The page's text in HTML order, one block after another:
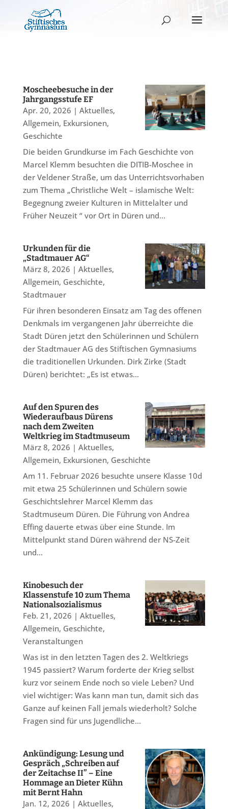
Moscheebesuche in der
Jahrgangsstufe EF
Apr. 20, 2026 | Aktuelles,
Allgemein, Exkursionen,
Geschichte
Die beiden Grundkurse im Fach Geschichte von
Marcel Klemm besuchten die DITIB-Moschee in
der Veldener Straße, um das Unterrichtsvorhaben
zum Thema „Christliche Welt – islamische Welt:
Begegnung zweier Kulturen in Mittelalter und
Früher Neuzeit “ vor Ort in Düren und...
Urkunden für die
„Stadtmauer AG“
März 8, 2026 | Aktuelles,
Allgemein, Geschichte,
Stadtmauer
Für ihren besonderen Einsatz am Tag des offenen
Denkmals im vergangenen Jahr überreichte die
Stadt Düren jetzt den Schülerinnen und Schülern
der Stadtmauer AG des Stiftischen Gymnasiums
die traditionellen Urkunden. Dirk Zirke (Stadt
Düren) berichtet: „Es ist etwas...
Auf den Spuren des
Wiederaufbaus Dürens
nach dem Zweiten
Weltkrieg im Stadtmuseum
März 8, 2026 | Aktuelles,
Allgemein, Exkursionen, Geschichte
Am 11. Februar 2026 besuchte unsere Klasse 10d
mit etwa 25 Schülerinnen und Schülern sowie
Geschichtslehrer Marcel Klemm das
Stadtmuseum Düren. Die Führung von Andrea
Effing dauerte etwas über eine Stunde. Im
Mittelpunkt stand Düren während der NS-Zeit
und...
Kinobesuch der
Klassenstufe 10 zum Thema
Nationalsozialismus
Feb. 21, 2026 | Aktuelles,
Allgemein, Geschichte,
Veranstaltungen
Was ist in den letzten Tagen des 2. Weltkriegs
1945 passiert? Warum forderte der Krieg selbst
kurz vor seinem Ende noch so viele Leben? Und
viel wichtiger: Was kann man tun, damit sich das
Ganze auf keinen Fall jemals wiederholt? Solche
Fragen sind für uns Jugendliche...
Ankündigung: Lesung und
Gespräch „Schreiben auf
der Zeitachse II” – Eine
Hommage an Dieter Kühn
mit Bernt Hahn
Jan. 12, 2026 | Aktuelles,